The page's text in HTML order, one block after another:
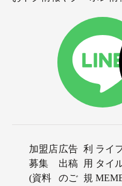
加盟店
募集
(資料
広告
出稿
のご
利
用
規
ライ
タイ